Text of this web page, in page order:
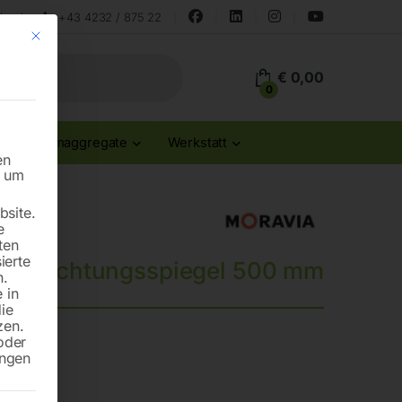
+43 4232 / 875 22
0
€ 0,00
Stromaggregate Werkstatt
500 mm
Mit diesem Button wird der Dialog geschlossen. Seine Funktionalität ist
in